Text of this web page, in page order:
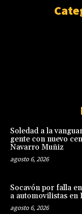
Soledad a la
gente con nuevo
Navarro Muñiz
agosto 6, 2026
Socavón por falla
a automovilistas en
agosto 6, 2026